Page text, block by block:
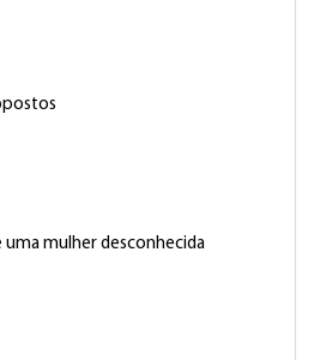
uma mulher desconhecida